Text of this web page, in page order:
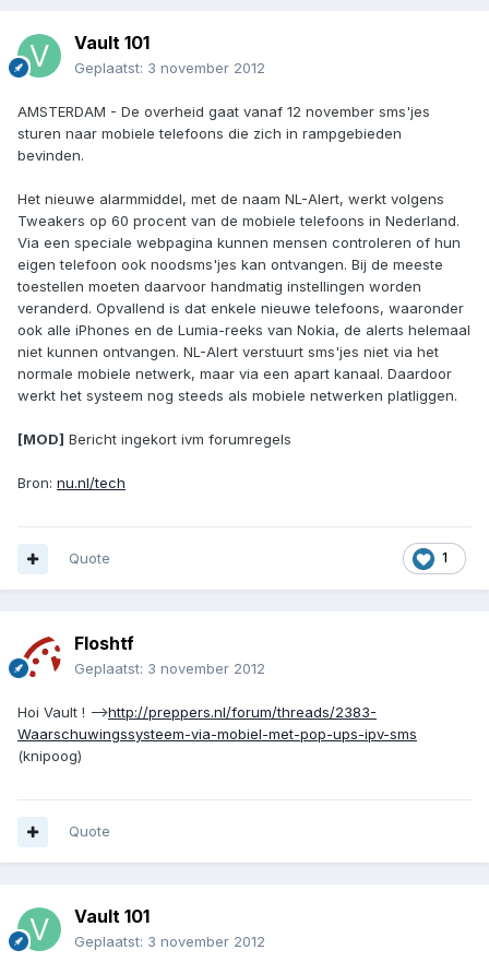
Vault 101
Geplaatst: 3 november 2012
AMSTERDAM - De overheid gaat vanaf 12 november sms'jes
sturen naar mobiele telefoons die zich in rampgebieden
bevinden.
Het nieuwe alarmmiddel, met de naam NL-Alert, werkt volgens
Tweakers op 60 procent van de mobiele telefoons in Nederland.
Via een speciale webpagina kunnen mensen controleren of hun
eigen telefoon ook noodsms'jes kan ontvangen. Bij de meeste
toestellen moeten daarvoor handmatig instellingen worden
veranderd. Opvallend is dat enkele nieuwe telefoons, waaronder
ook alle iPhones en de Lumia-reeks van Nokia, de alerts helemaal
niet kunnen ontvangen. NL-Alert verstuurt sms'jes niet via het
normale mobiele netwerk, maar via een apart kanaal. Daardoor
werkt het systeem nog steeds als mobiele netwerken platliggen.
[MOD] Bericht ingekort ivm forumregels
Bron: nu.nl/tech
1
Quote
Floshtf
Geplaatst: 3 november 2012
Hoi Vault ! -->http://preppers.nl/forum/threads/2383-
Waarschuwingssysteem-via-mobiel-met-pop-ups-ipv-sms
(knipoog)
Quote
Vault 101
Geplaatst: 3 november 2012